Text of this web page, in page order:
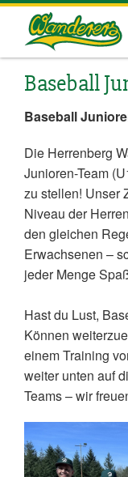
Herrenberg
Wanderers
Baseball
Baseball
Die Herrenberg
Junioren-Team
zu stellen! Unser
Niveau der
den gleichen
Erwachsenen –
jeder Menge
Hast du Lust,
Können
einem Training
weiter unten auf
Teams – wir